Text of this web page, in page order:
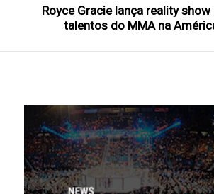
Royce Gracie lança reality show
talentos do MMA na